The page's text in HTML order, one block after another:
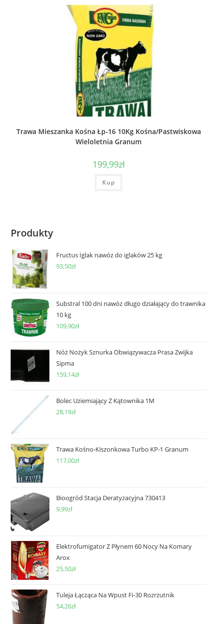
Trawa Mieszanka Kośna Łp-16 10Kg Kośna/Pastwiskowa
Wieloletnia Granum
199,99zł
Kup
Produkty
Fructus Iglak nawóz do iglaków 25 kg
93,50zł
Substral 100 dni nawóz długo działający do trawnika
10 kg
109,90zł
Nóż Nożyk Sznurka Obwiązywacza Prasa Zwijka
Sipma
159,14zł
Bolec Uziemiający Z Kątownika 1M
28,19zł
Trawa Kośno-Kiszonkowa Turbo KP-1 Granum
117,00zł
Bioogród Stacja Deratyzacyjna 730413
9,99zł
Elektrofumigator Z Płynem 60 Nocy Na Komary
Arox
25,50zł
Tuleja Łącząca Na Wpust Fi-30 Rozrzutnik
54,26zł